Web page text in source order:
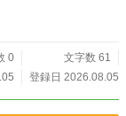
0
文字数 61
登録日 2026.08.05